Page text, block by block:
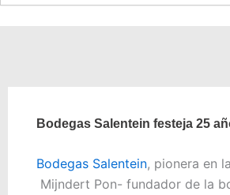
Bodegas Salentein festeja 25
Bodegas Salentein, pionera en
Mijndert Pon- fundador de la